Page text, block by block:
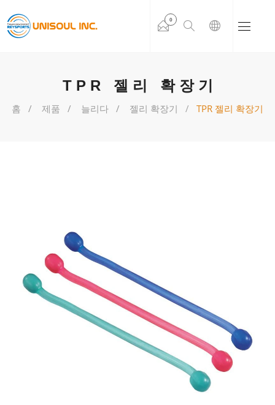
0
TPR 젤리 확장기
홈 제품 늘리다 젤리 확장기 TPR 젤리 확장기